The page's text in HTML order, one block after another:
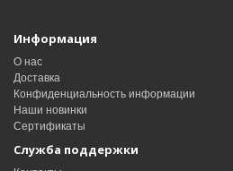
Информация
О нас
Доставка
Конфиденциальность информации
Наши новинки
Сертификаты
Служба поддержки